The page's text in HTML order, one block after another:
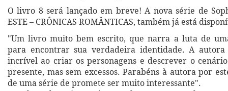
O livro 8 será lançado em breve! A nova série de
ESTE – CRÔNICAS ROMÂNTICAS, também já está
"Um livro muito bem escrito, que narra a luta de
para encontrar sua verdadeira identidade. A
incrível ao criar os personagens e descrever o
presente, mas sem excessos. Parabéns à autora por
de uma série de promete ser muito interessante".